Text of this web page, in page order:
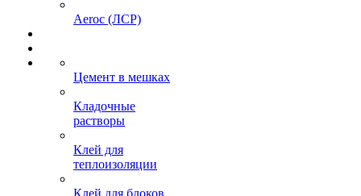
Aeroc (ЛСР)
Цемент в мешках
Кладочные
растворы
Клей для
теплоизоляции
Клей для блоков